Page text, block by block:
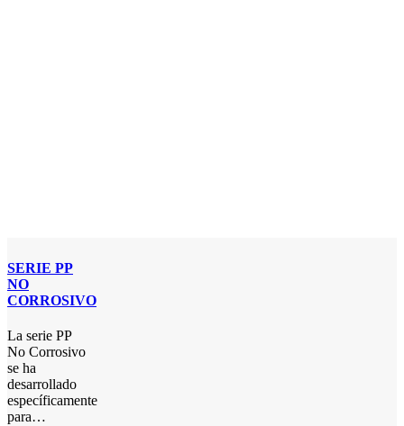
SERIE PP
NO
CORROSIVO
La serie PP
No Corrosivo
se ha
desarrollado
específicamente
para…